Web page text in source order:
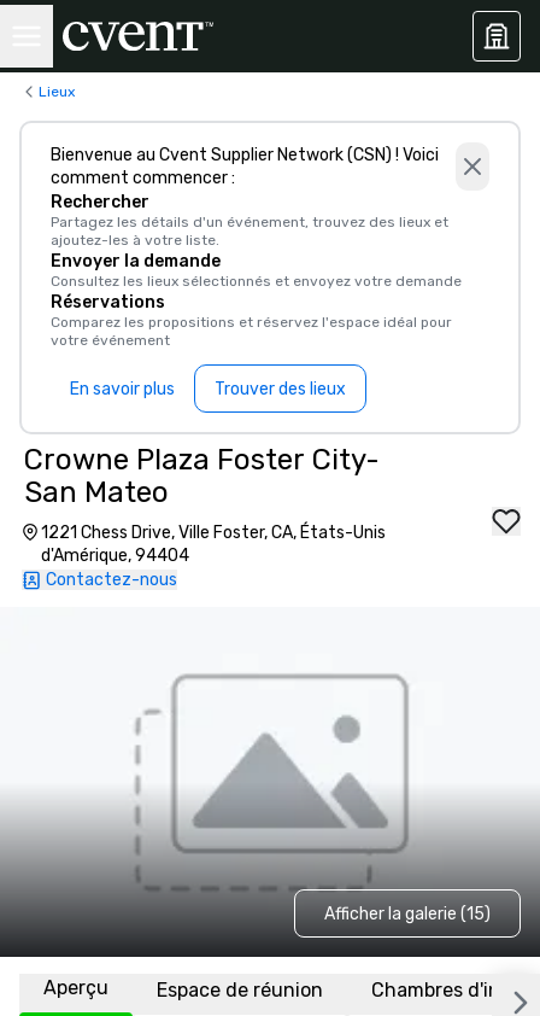
Lieux
Bienvenue au Cvent Supplier Network (CSN) ! Voici
comment commencer :
Rechercher
Partagez les détails d'un événement, trouvez des lieux et
ajoutez-les à votre liste.
Envoyer la demande
Consultez les lieux sélectionnés et envoyez votre demande
Réservations
Comparez les propositions et réservez l'espace idéal pour
votre événement
En savoir plus Trouver des lieux
Crowne Plaza Foster City-
San Mateo
1221 Chess Drive, Ville Foster, CA, États-Unis
d'Amérique, 94404
Contactez-nous
Afficher la galerie (15)
Aperçu Espace de réunion Chambres